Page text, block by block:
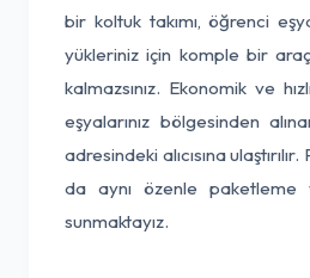
bir koltuk takımı, öğrenci
yükleriniz için komple bir
kalmazsınız. Ekonomik ve
eşyalarınız bölgesinden
adresindeki alıcısına
da aynı özenle
sunmaktayız.